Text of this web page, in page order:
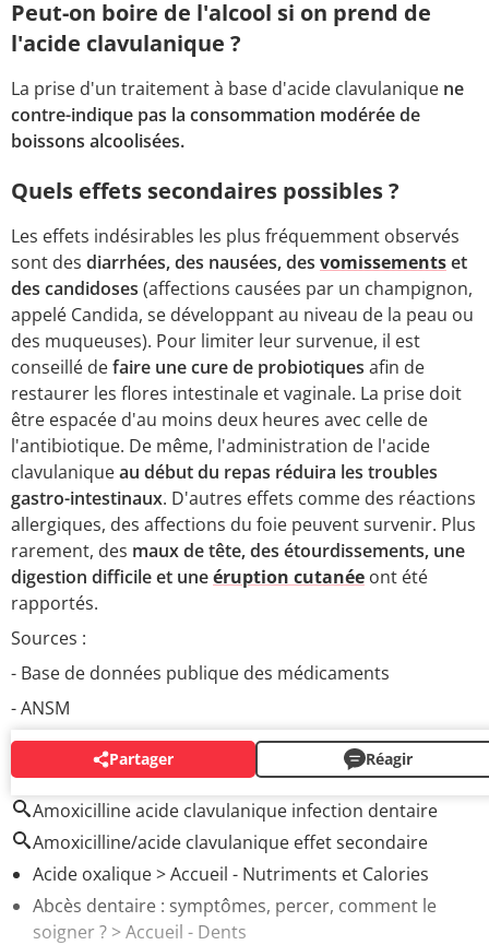
Peut-on boire de l'alcool si on prend de
l'acide clavulanique ?
La prise d'un traitement à base d'acide clavulanique ne
contre-indique pas la consommation modérée de
boissons alcoolisées.
Quels effets secondaires possibles ?
Les effets indésirables les plus fréquemment observés
sont des diarrhées, des nausées, des vomissementset
des candidoses (affections causées par un champignon,
appelé Candida, se développant au niveau de la peau ou
des muqueuses). Pour limiter leur survenue, il est
conseillé defaire une cure de probiotiques afin de
restaurer les flores intestinale et vaginale. La prise doit
être espacée d'au moins deux heures avec celle de
l'antibiotique. De même, l'administration de l'acide
clavulaniqueau début du repas réduira les troubles
gastro-intestinaux. D'autres effets comme des réactions
allergiques, des affections du foie peuvent survenir. Plus
rarement, des maux de tête, des étourdissements, une
digestion difficile et uneéruption cutanée ont été
rapportés.
Sources :
- Base de données publique des médicaments
- ANSM
Partager Réagir
AUTOUR DU MÊME SUJET
Amoxicilline acide clavulanique infection dentaire
Amoxicilline/acide clavulanique effet secondaire
Acide oxalique> Accueil - Nutriments et Calories
Abcès dentaire : symptômes, percer, comment le
soigner ? > Accueil - Dents